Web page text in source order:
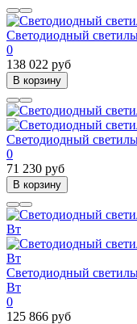
Светодиодный
0
138 022 руб
В корзину
Светодиодный
0
71 230 руб
В корзину
Светодиодный
Вт
0
125 866 руб